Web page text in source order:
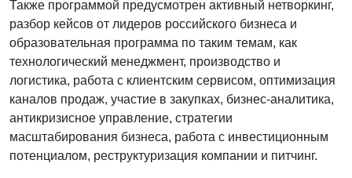
Также программой предусмотрен активный нетворкинг,
разбор кейсов от лидеров российского бизнеса и
образовательная программа по таким темам, как
технологический менеджмент, производство и
логистика, работа с клиентским сервисом, оптимизация
каналов продаж, участие в закупках, бизнес-аналитика,
антикризисное управление, стратегии
масштабирования бизнеса, работа с инвестиционным
потенциалом, реструктуризация компании и питчинг.